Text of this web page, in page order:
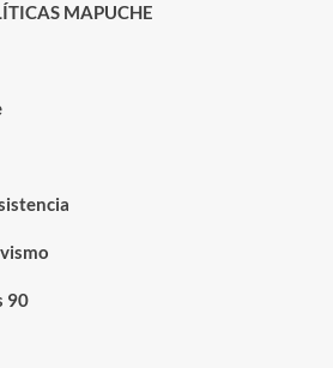
MAPUCHE
90